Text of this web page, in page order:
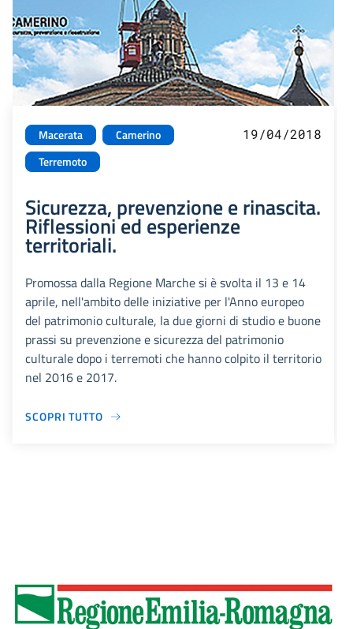
Macerata
Camerino
Terremoto
19/04/2018
Sicurezza, prevenzione e rinascita.
Riflessioni ed esperienze
territoriali.
Promossa dalla Regione Marche si è svolta il 13 e 14
aprile, nell'ambito delle iniziative per l'Anno europeo
del patrimonio culturale, la due giorni di studio e buone
prassi su prevenzione e sicurezza del patrimonio
culturale dopo i terremoti che hanno colpito il territorio
nel 2016 e 2017.
SCOPRI TUTTO